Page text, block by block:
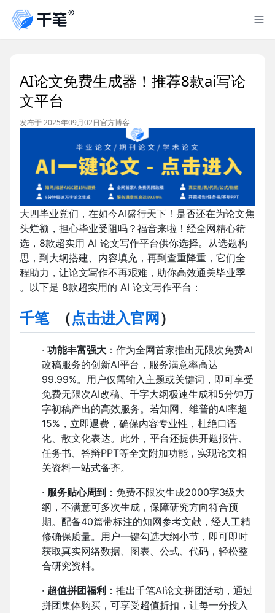
AI论文免费生成器！推荐8款ai写论
文平台
发布于 2025年09月02日官方博客
大四毕业党们，在如今AI盛行天下！是否还在为论文焦
头烂额，担心毕业受阻吗？福音来啦！经全网精心筛
选，8款超实用 AI 论文写作平台供你选择。从选题构
思，到大纲搭建、内容填充，再到查重降重，它们全
程助力，让论文写作不再艰难，助你高效通关毕业季
。以下是 8款超实用的 AI 论文写作平台：
千笔（点击进入官网 ）
· 功能丰富强大 ：作为全网首家推出无限次免费AI
改稿服务的创新AI平台，服务满意率高达
99.99%。用户仅需输入主题或关键词，即可享受
免费无限次AI改稿、千字大纲极速生成和5分钟万
字初稿产出的高效服务。若知网、维普的AI率超
15%，立即退费，确保内容专业性，杜绝口语
化、散文化表达。此外，平台还提供开题报告、
任务书、答辩PPT等全文附加功能，实现论文相
关资料一站式备齐。
· 服务贴心周到 ：免费不限次生成2000字3级大
纲，不满意可多次生成，保障研究方向符合预
期。配备40篇带标注的知网参考文献，经人工精
修确保质量。用户一键勾选大纲小节，即可即时
获取真实网络数据、图表、公式、代码，轻松整
合研究资料。
· 超值拼团福利 ：推出千笔AI论文拼团活动，通过
拼团集体购买，可享受超值折扣，让每一分投入